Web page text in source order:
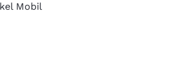
Mobil